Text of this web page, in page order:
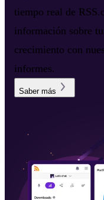
tiempo real de
información sobre
crecimiento con
informes.
Saber más